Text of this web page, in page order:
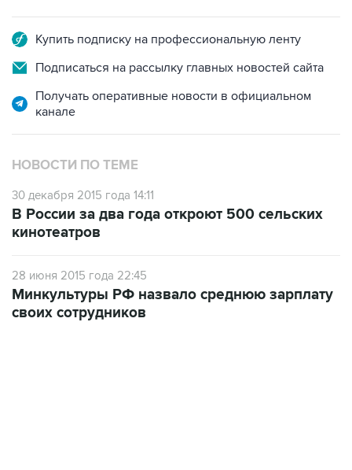
Купить подписку на профессиональную ленту
Подписаться на рассылку главных новостей сайта
Получать оперативные новости в официальном
канале
НОВОСТИ ПО ТЕМЕ
30 декабря 2015 года 14:11
В России за два года откроют 500 сельских
кинотеатров
28 июня 2015 года 22:45
Минкультуры РФ назвало среднюю зарплату
своих сотрудников